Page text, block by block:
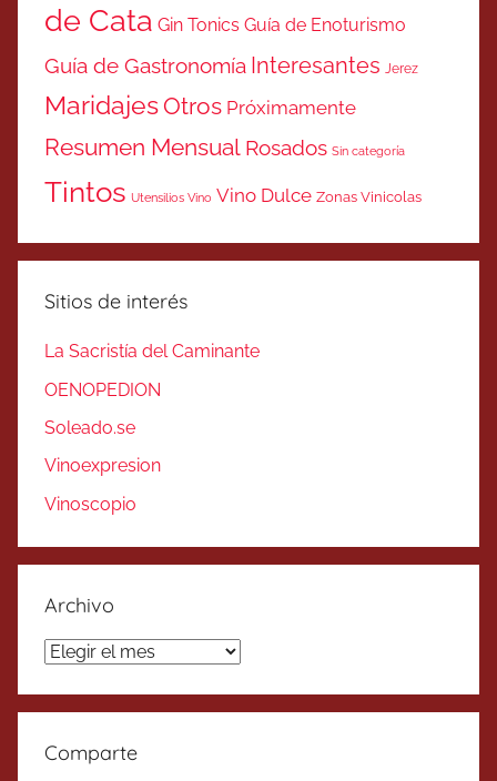
de Cata Gin Tonics Guía de Enoturismo
Guía de Gastronomía Interesantes Jerez
MaridajesOtros Próximamente
Resumen Mensual Rosados Sin categoría
Tintos Utensilios Vino Vino Dulce Zonas Vinicolas
Sitios de interés
La Sacristía del Caminante
OENOPEDION
Soleado.se
Vinoexpresion
Vinoscopio
Archivo
Archivo
Comparte